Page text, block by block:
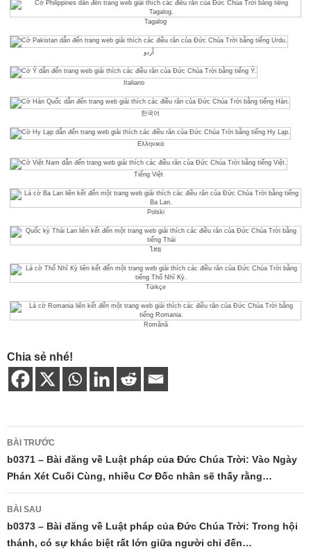
Tagalog
اُردو
Italiano
한국어
Ελληνικά
Tiếng Việt
Polski
ไทย
Türkçe
Română
Chia sẻ nhé!
Điều
hướng
bài
viết
BÀI TRƯỚC
b0371 – Bài đăng về Luật pháp của Đức Chúa Trời: Vào Ngày
Phán Xét Cuối Cùng, nhiều Cơ Đốc nhân sẽ thấy rằng…
BÀI SAU
b0373 – Bài đăng về Luật pháp của Đức Chúa Trời: Trong hội
thánh, có sự khác biệt rất lớn giữa người chỉ đến…